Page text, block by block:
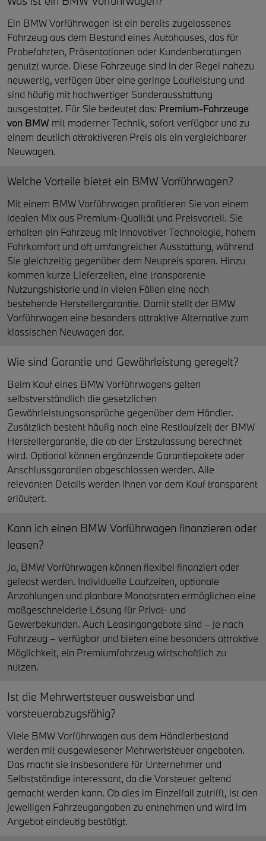
Ein BMW Vorführwagen ist ein bereits zugelassenes
Fahrzeug aus dem Bestand eines Autohauses, das für
Probefahrten, Präsentationen oder Kundenberatungen
genutzt wurde. Diese Fahrzeuge sind in der Regel nahezu
neuwertig, verfügen über eine geringe Laufleistung und
sind häufig mit hochwertiger Sonderausstattung
ausgestattet. Für Sie bedeutet das: Premium-Fahrzeuge
von BMW mit moderner Technik, sofort verfügbar und zu
einem deutlich attraktiveren Preis als ein vergleichbarer
Neuwagen.
Welche Vorteile bietet ein BMW Vorführwagen?
Mit einem BMW Vorführwagen profitieren Sie von einem
idealen Mix aus Premium-Qualität und Preisvorteil. Sie
erhalten ein Fahrzeug mit innovativer Technologie, hohem
Fahrkomfort und oft umfangreicher Ausstattung, während
Sie gleichzeitig gegenüber dem Neupreis sparen. Hinzu
kommen kurze Lieferzeiten, eine transparente
Nutzungshistorie und in vielen Fällen eine noch
bestehende Herstellergarantie. Damit stellt der BMW
Vorführwagen eine besonders attraktive Alternative zum
klassischen Neuwagen dar.
Wie sind Garantie und Gewährleistung geregelt?
Beim Kauf eines BMW Vorführwagens gelten
selbstverständlich die gesetzlichen
Gewährleistungsansprüche gegenüber dem Händler.
Zusätzlich besteht häufig noch eine Restlaufzeit der BMW
Herstellergarantie, die ab der Erstzulassung berechnet
wird. Optional können ergänzende Garantiepakete oder
Anschlussgarantien abgeschlossen werden. Alle
relevanten Details werden Ihnen vor dem Kauf transparent
erläutert.
Kann ich einen BMW Vorführwagen finanzieren oder
leasen?
Ja, BMW Vorführwagen können flexibel finanziert oder
geleast werden. Individuelle Laufzeiten, optionale
Anzahlungen und planbare Monatsraten ermöglichen eine
maßgeschneiderte Lösung für Privat- und
Gewerbekunden. Auch Leasingangebote sind – je nach
Fahrzeug – verfügbar und bieten eine besonders attraktive
Möglichkeit, ein Premiumfahrzeug wirtschaftlich zu
nutzen.
Ist die Mehrwertsteuer ausweisbar und
vorsteuerabzugsfähig?
Viele BMW Vorführwagen aus dem Händlerbestand
werden mit ausgewiesener Mehrwertsteuer angeboten.
Das macht sie insbesondere für Unternehmer und
Selbstständige interessant, da die Vorsteuer geltend
gemacht werden kann. Ob dies im Einzelfall zutrifft, ist den
jeweiligen Fahrzeugangaben zu entnehmen und wird im
Angebot eindeutig bestätigt.